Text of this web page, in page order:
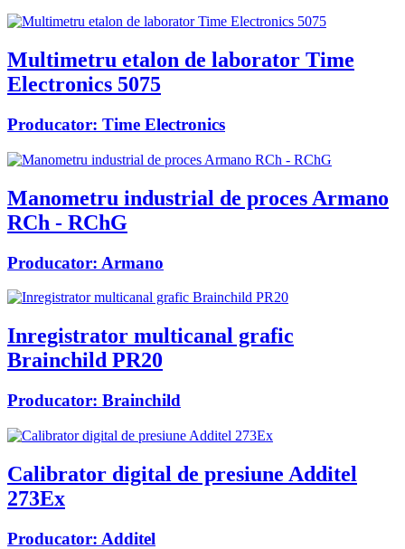
Multimetru etalon de laborator Time
Electronics 5075
Producator: Time Electronics
Manometru industrial de proces Armano
RCh - RChG
Producator: Armano
Inregistrator multicanal grafic
Brainchild PR20
Producator: Brainchild
Calibrator digital de presiune Additel
273Ex
Producator: Additel